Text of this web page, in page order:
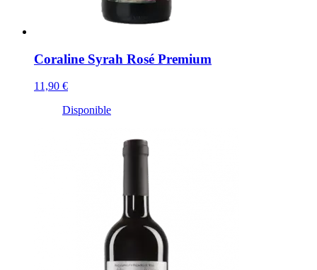
Coraline Syrah Rosé Premium
11,90 €
Disponible